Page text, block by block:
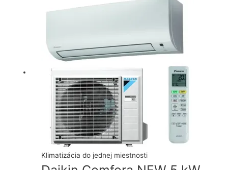
1869,00 €.
Klimatizácia do jednej miestnosti